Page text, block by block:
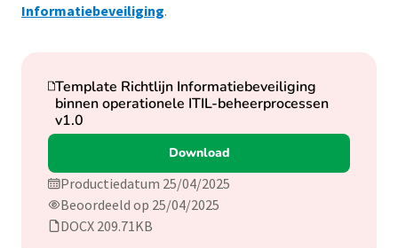
Informatiebeveiliging.
Download
Template Richtlijn Informatiebeveiliging
binnen operationele ITIL-beheerprocessen
v1.0
Download
Productiedatum 25/04/2025
Beoordeeld op 25/04/2025
DOCX 209.71KB